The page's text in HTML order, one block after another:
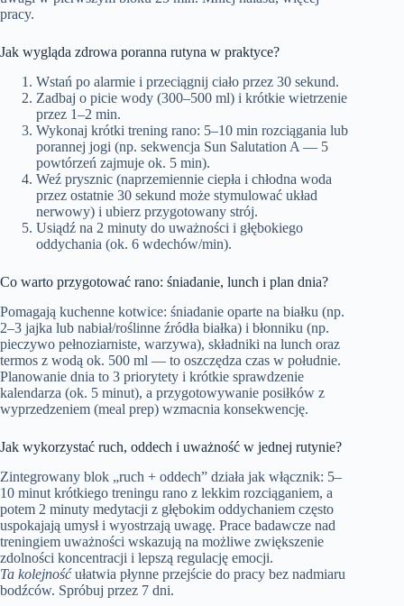
pracy.
Jak wygląda zdrowa poranna rutyna w praktyce?
Wstań po alarmie i przeciągnij ciało przez 30 sekund.
Zadbaj o picie wody (300–500 ml) i krótkie wietrzenie
przez 1–2 min.
Wykonaj krótki trening rano: 5–10 min rozciągania lub
porannej jogi (np. sekwencja Sun Salutation A — 5
powtórzeń zajmuje ok. 5 min).
Weź prysznic (naprzemiennie ciepła i chłodna woda
przez ostatnie 30 sekund może stymulować układ
nerwowy) i ubierz przygotowany strój.
Usiądź na 2 minuty do uważności i głębokiego
oddychania (ok. 6 wdechów/min).
Co warto przygotować rano: śniadanie, lunch i plan dnia?
Pomagają kuchenne kotwice: śniadanie oparte na białku (np.
2–3 jajka lub nabiał/roślinne źródła białka) i błonniku (np.
pieczywo pełnoziarniste, warzywa), składniki na lunch oraz
termos z wodą ok. 500 ml — to oszczędza czas w południe.
Planowanie dnia to 3 priorytety i krótkie sprawdzenie
kalendarza (ok. 5 minut), a przygotowywanie posiłków z
wyprzedzeniem (meal prep) wzmacnia konsekwencję.
Jak wykorzystać ruch, oddech i uważność w jednej rutynie?
Zintegrowany blok „ruch + oddech” działa jak włącznik: 5–
10 minut krótkiego treningu rano z lekkim rozciąganiem, a
potem 2 minuty medytacji z głębokim oddychaniem często
uspokajają umysł i wyostrzają uwagę. Prace badawcze nad
treningiem uważności wskazują na możliwe zwiększenie
zdolności koncentracji i lepszą regulację emocji.
Ta kolejnośćułatwia płynne przejście do pracy bez nadmiaru
bodźców. Spróbuj przez 7 dni.